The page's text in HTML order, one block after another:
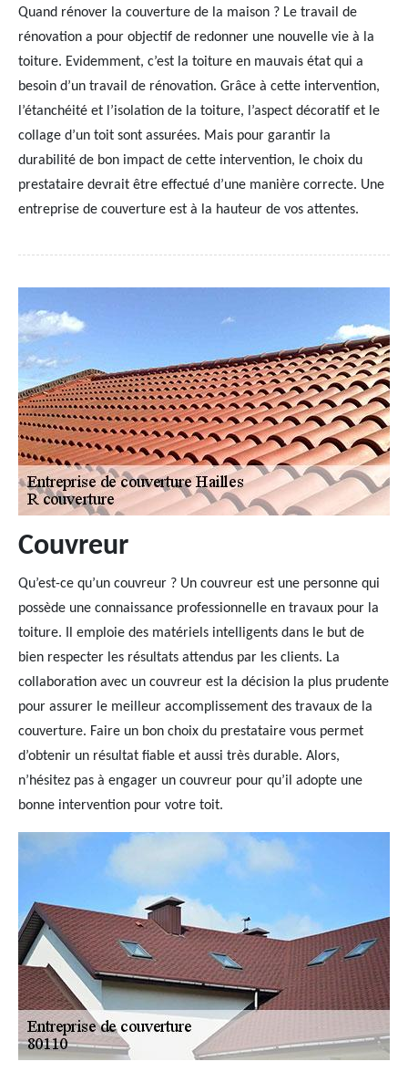
Quand rénover la couverture de la maison ? Le travail de
rénovation a pour objectif de redonner une nouvelle vie à la
toiture. Evidemment, c’est la toiture en mauvais état qui a
besoin d’un travail de rénovation. Grâce à cette intervention,
l’étanchéité et l’isolation de la toiture, l’aspect décoratif et le
collage d’un toit sont assurées. Mais pour garantir la
durabilité de bon impact de cette intervention, le choix du
prestataire devrait être effectué d’une manière correcte. Une
entreprise de couverture est à la hauteur de vos attentes.
Couvreur
Qu’est-ce qu’un couvreur ? Un couvreur est une personne qui
possède une connaissance professionnelle en travaux pour la
toiture. Il emploie des matériels intelligents dans le but de
bien respecter les résultats attendus par les clients. La
collaboration avec un couvreur est la décision la plus prudente
pour assurer le meilleur accomplissement des travaux de la
couverture. Faire un bon choix du prestataire vous permet
d’obtenir un résultat fiable et aussi très durable. Alors,
n’hésitez pas à engager un couvreur pour qu’il adopte une
bonne intervention pour votre toit.